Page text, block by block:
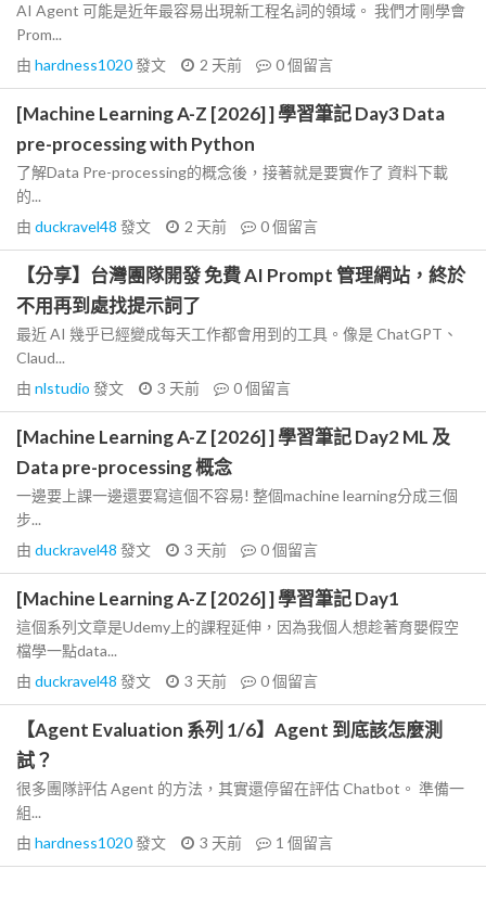
AI Agent 可能是近年最容易出現新工程名詞的領域。 我們才剛學會
Prom...
由 hardness1020發文 2 天前 0個留言
[Machine Learning A-Z [2026] ] 學習筆記 Day3 Data
pre-processing with Python
了解Data Pre-processing的概念後，接著就是要實作了 資料下載
的...
由 duckravel48 發文 2 天前 0個留言
【分享】台灣團隊開發 免費 AI Prompt 管理網站，終於
不用再到處找提示詞了
最近 AI 幾乎已經變成每天工作都會用到的工具。像是 ChatGPT、
Claud...
由 nlstudio 發文 3 天前 0個留言
[Machine Learning A-Z [2026] ] 學習筆記 Day2 ML 及
Data pre-processing 概念
一邊要上課一邊還要寫這個不容易! 整個machine learning分成三個
步...
由 duckravel48 發文 3 天前 0個留言
[Machine Learning A-Z [2026] ] 學習筆記 Day1
這個系列文章是Udemy上的課程延伸，因為我個人想趁著育嬰假空
檔學一點data...
由 duckravel48 發文 3 天前 0個留言
【Agent Evaluation 系列 1/6】Agent 到底該怎麼測
試？
很多團隊評估 Agent 的方法，其實還停留在評估 Chatbot。 準備一
組...
由 hardness1020發文 3 天前 1 個留言